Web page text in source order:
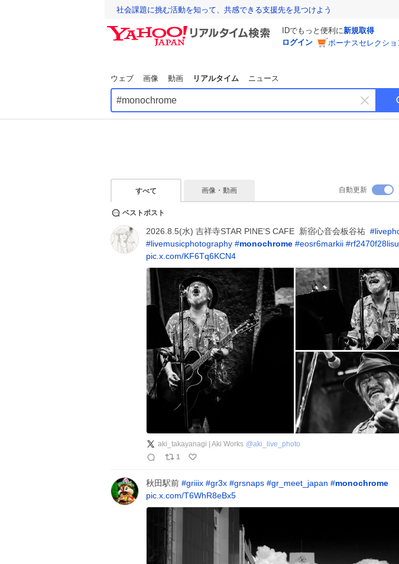
社会課題に挑む活動を知って、共感できる支援先を見つけよう
IDでもっと便利に新規取得
ログイン
ボーナスセレクシ
ウェブ 画像 動画 リアルタイム ニュース
キ
ー
す
すべて 画像・動画 自動更新
ベストポスト
2026.8.5(水) 吉祥寺STAR PINE’S CAFE⁡ ⁡ 新宿心音会板谷祐 ⁡ #
#livemusicphotography #monochrome #eosr6markii #
pic.x.com/KF6Tq6KCN4
aki_takayanagi | Aki Works @aki_live_photo
1
秋田駅前 #griiix #gr3x #grsnaps #gr_meet_japan #monochrome
pic.x.com/T6WhR8eBx5